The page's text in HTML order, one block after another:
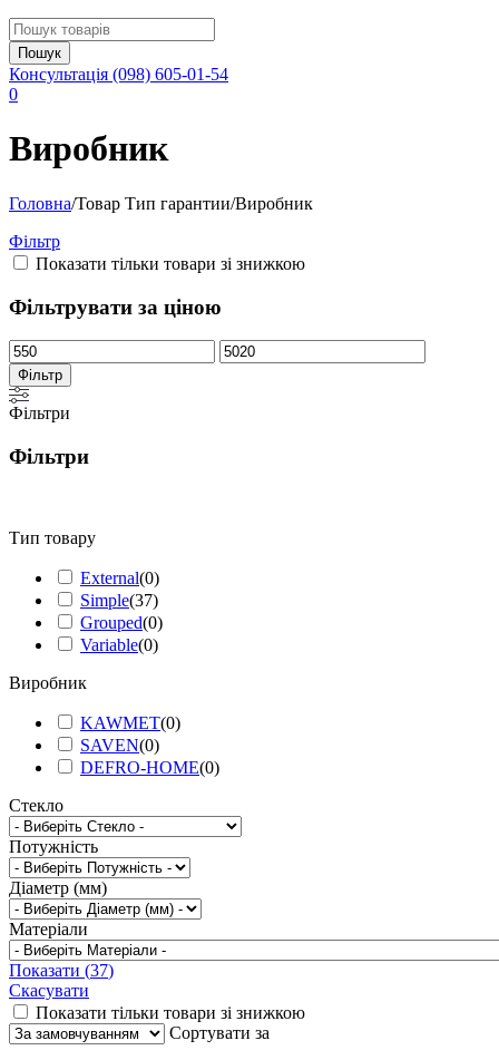
Консультація (098) 605-01-54
0
Виробник
Головна/Товар Тип гарантии/Виробник
Фільтр
Показати тільки товари зі знижкою
Фільтрувати за ціною
Мінімальна
ціна
Найбільша
ціна
Фільтр
Фільтри
Фільтри
Тип товару
External(0)
Simple(37)
Grouped(0)
Variable(0)
Виробник
KAWMET(0)
SAVEN(0)
DEFRO-HOME(0)
Стекло
Потужність
Діаметр (мм)
Матеріали
Показати (37)
Скасувати
Показати тільки товари зі знижкою
Сортувати за